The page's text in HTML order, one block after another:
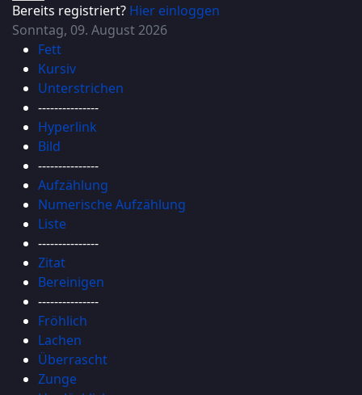
Bereits registriert? Hier einloggen
Sonntag, 09. August 2026
Fett
Kursiv
Unterstrichen
---------------
Hyperlink
Bild
---------------
Aufzählung
Numerische Aufzählung
Liste
---------------
Zitat
Bereinigen
---------------
Fröhlich
Lachen
Überrascht
Zunge